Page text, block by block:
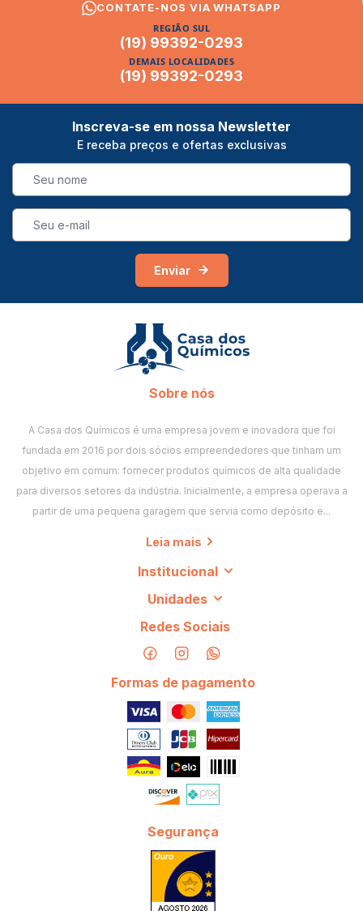
CONTATE-NOS VIA WHATSAPP
REGIÃO SUL
(19) 99392-0293
DEMAIS LOCALIDADES
(19) 99392-0293
Inscreva-se em nossa Newsletter
E receba preços e ofertas exclusivas
Enviar
Sobre nós
A Casa dos Químicos é uma empresa jovem e inovadora que foi
fundada em 2016 por dois sócios empreendedores que tinham um
objetivo em comum: fornecer produtos químicos de alta qualidade
para diversos setores da indústria. Inicialmente, a empresa operava a
partir de uma pequena garagem que servia como depósito e...
Leia mais
Institucional
Unidades
Redes Sociais
Formas de pagamento
Segurança